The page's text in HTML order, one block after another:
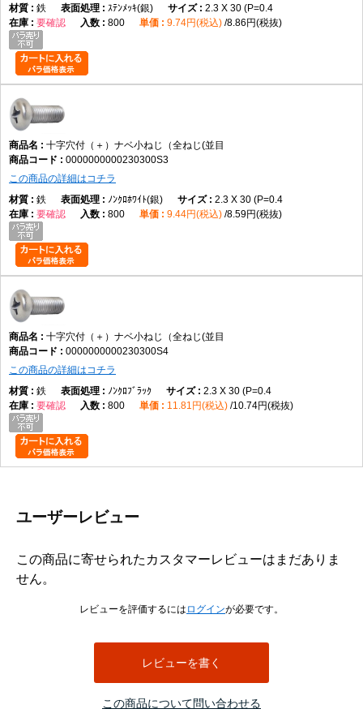
この商品について問い合わせる
鉄
ｽﾃﾝﾒｯｷ(銀)
2.3 X 30 (P=0.4
要確認
800 9.74円(税込) 8.86円(税抜)
十字穴付（＋）ナベ小ねじ（全ねじ(並目
0000000000230300S3
この商品の詳細はコチラ
鉄
ﾉﾝｸﾛﾎﾜｲﾄ(銀)
2.3 X 30 (P=0.4
要確認
800 9.44円(税込) 8.59円(税抜)
十字穴付（＋）ナベ小ねじ（全ねじ(並目
0000000000230300S4
この商品の詳細はコチラ
鉄
ﾉﾝｸﾛﾌﾞﾗｯｸ
2.3 X 30 (P=0.4
要確認
800 11.81円(税込) 10.74円(税抜)
ユーザーレビュー
この商品に寄せられたカスタマーレビューはまだありま
せん。
レビューを評価するには ログインが必要です。
レビューを書く